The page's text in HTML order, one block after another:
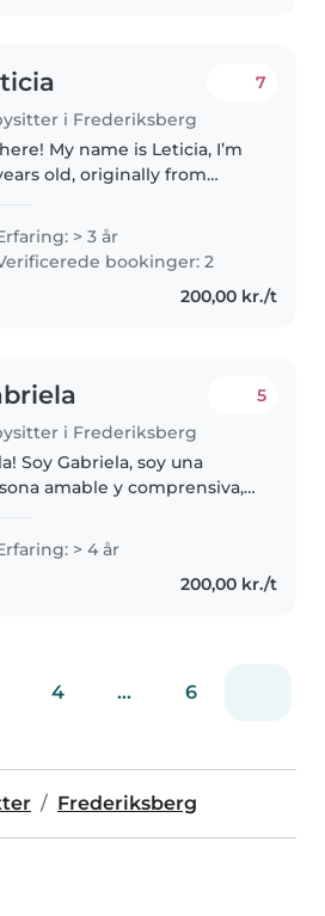
i Frederiksberg
7
My name is Leticia, I’m
old, originally from
English. I recently moved to
with my Danish
husband. Over the years, I’ve..
> 3 år
bookinger: 2
200,00 kr./t
i Frederiksberg
5
Soy Gabriela, soy una
amable y comprensiva,
una conexión
con los niños. Mi
> 4 år
200,00 kr./t
4 ... 6
Frederiksberg